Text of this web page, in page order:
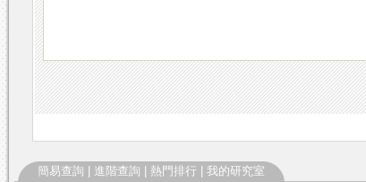
簡易查詢 進階查詢 熱門排行 我的研究室